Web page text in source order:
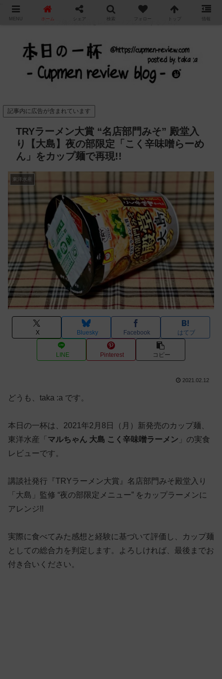
カップ麺の新商品をレビュー / アレンジするブログ
記事内に広告が含まれています
TRYラーメン大賞 “名店部門みそ” 殿堂入
り【大島】夜の部限定「こく辛味噌らーめ
ん」をカップ麺で再現!!
東洋水産
X Bluesky Facebook はてブ
LINE Pinterest コピー
2021.02.12
どうも、taka :a です。
本日の一杯は、2021年2月8日（月）新発売のカップ麺、
東洋水産「 マルちゃん 大島 こく辛味噌ラーメン 」の実食
レビューです。
講談社発行『TRYラーメン大賞』名店部門みそ殿堂入り
「大島」監修 “夜の部限定メニュー” をカップラーメンに
アレンジ!!
実際に食べてみた感想と経験に基づいて評価し、カップ麺
としての総合力を判定します。よろしければ、最後までお
付き合いください。
MENU ホーム シェア 検索 フォロー トップ 情報